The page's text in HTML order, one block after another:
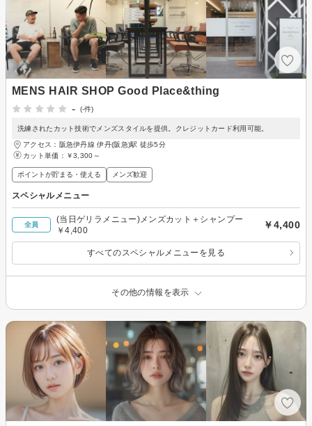
MENS HAIR SHOP Good Place&thing
-
(-件)
洗練されたカット技術でメンズスタイルを提供。クレジットカード利用可能。
アクセス：阪急伊丹線 伊丹(阪急)駅 徒歩5分
カット単価： ￥3,300～
ポイントが貯まる・使える メンズ歓迎
スペシャルメニュー
全員
(当日ゲリラメニュー)メンズカット＋シャンプー
￥4,400
￥4,400
すべてのスペシャルメニューを見る
その他の情報を表示